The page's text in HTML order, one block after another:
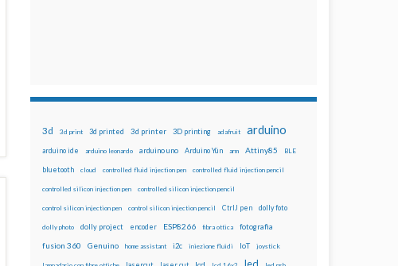
3d 3d print 3d printed 3d printer 3D printing adafruit arduino
arduino ide arduino leonardo arduino uno Arduino Yún arm Attiny85 BLE
bluetooth cloud controlled fluid injection pen controlled fluid injection pencil
controlled silicon injection pen controlled silicon injection pencil
control silicon injection pen control silicon injection pencil CtrlJ pen dolly foto
dolly photo dolly project encoder ESP8266 fibra ottica fotografia
fusion 360 Genuino home assistant i2c iniezione fluidi IoT joystick